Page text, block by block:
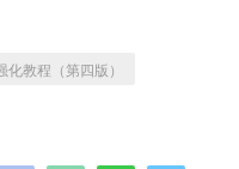
化教程（第四版）